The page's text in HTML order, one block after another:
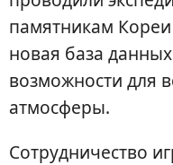
памятникам
новая база
возможности для
атмосферы.
Сотрудничество